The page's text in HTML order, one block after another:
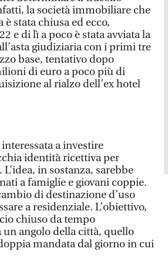
la società immobiliare che
stata chiusa ed ecco,
e di lì a poco è stata avviata la
giudiziaria con i primi tre
base, tentativo dopo
di euro a poco più di
al rialzo dell’ex hotel
a investire
identità ricettiva per
in sostanza, sarebbe
a famiglie e giovani coppie.
di destinazione d’uso
a residenziale. L’obiettivo,
chiuso da tempo
angolo della città, quello
mandata dal giorno in cui